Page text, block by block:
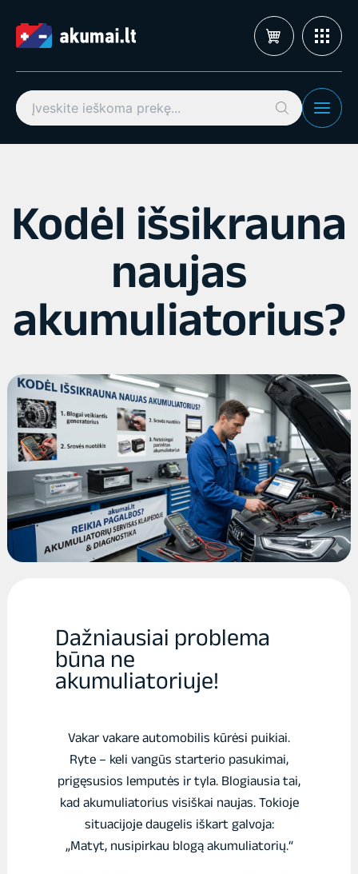
prie
turinio
Search
for:
Kodėl išsikrauna
naujas
akumuliatorius?
Dažniausiai problema
būna ne
akumuliatoriuje!
Vakar vakare automobilis kūrėsi puikiai.
Ryte – keli vangūs starterio pasukimai,
prigęsusios lemputės ir tyla. Blogiausia tai,
kad akumuliatorius visiškai naujas. Tokioje
situacijoje daugelis iškart galvoja:
„Matyt, nusipirkau blogą akumuliatorių.“